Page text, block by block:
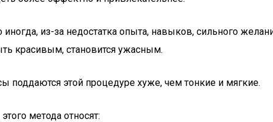
иногда, из-за недостатка опыта, навыков, сильного
красивым, становится ужасным.
поддаются этой процедуре хуже, чем тонкие и мягкие.
метода относят: